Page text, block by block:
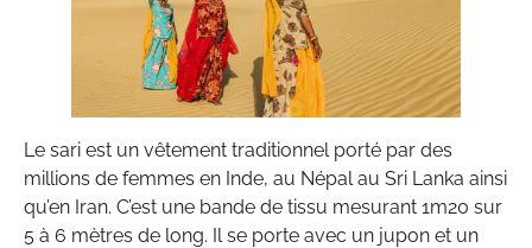
Le sari est un vêtement traditionnel porté par des
millions de femmes en Inde, au Népal au Sri Lanka ainsi
qu’en Iran. C’est une bande de tissu mesurant 1m20 sur
5 à 6 mètres de long. Il se porte avec un jupon et un